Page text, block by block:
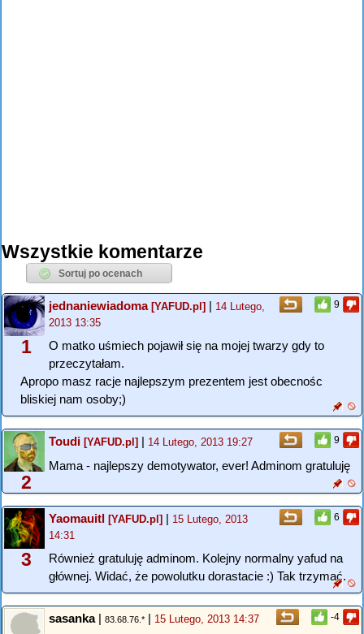
Wszystkie komentarze
9
1
jednaniewiadoma[YAFUD.pl] | 14 Lutego,
2013 13:35
O matko uśmiech pojawił się na mojej twarzy gdy to
przeczytałam.
Apropo masz racje najlepszym prezentem jest obecnośc
bliskiej nam osoby;)
9
2
Toudi [YAFUD.pl] | 14 Lutego, 2013 19:27
Mama - najlepszy demotywator, ever! Adminom gratuluję
6
3
Yaomauitl [YAFUD.pl] | 15 Lutego, 2013
14:31
Również gratuluję adminom. Kolejny normalny yafud na
głównej. Widać, że powolutku dorastacie :) Tak trzymać.
-4
sasanka| 83.68.76.* | 15 Lutego, 2013 14:37